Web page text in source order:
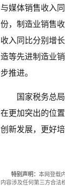
与媒体销售收入
份，制造业销售
收入同比分别增
造等先进制造业
步推进。
国家税务总
在更加突出的位
创新发展，更好
特别声明： 本网登载
内容涉及任何第三方合法